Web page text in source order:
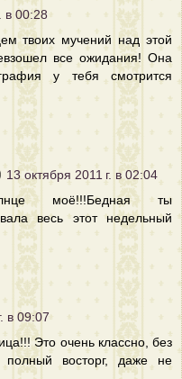
в 00:28
твоих мучений над этой
все ожидания! Она
у тебя смотрится
13 октября 2011 г. в 02:04
моё!!!Бедная ты
весь этот недельный
в 09:07
Это очень классно, без
восторг, даже не